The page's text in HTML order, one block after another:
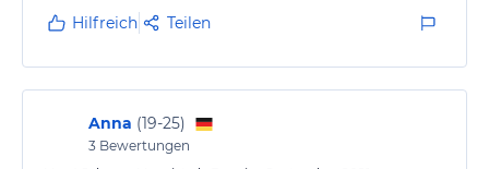
Hilfreich Teilen
Anna (19-25)
3 Bewertungen